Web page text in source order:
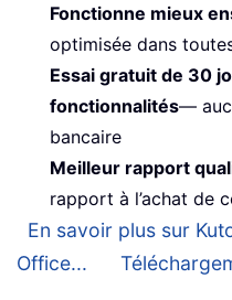
Fonctionne mieux
optimisée dans
Essai gratuit de 30
fonctionnalités—
bancaire
Meilleur rapport
rapport à l’achat de
En savoir plus sur
Office...